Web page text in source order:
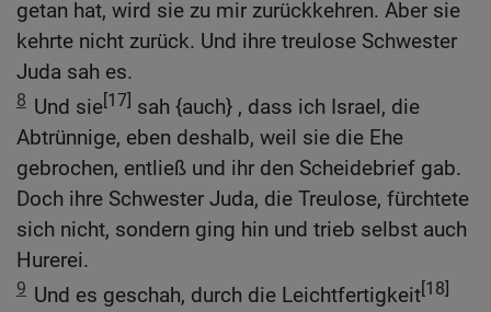
getan hat, wird sie zu mir zurückkehren. Aber sie
kehrte nicht zurück. Und ihre treulose Schwester
Juda sah es.
8 Und sie[17] sah {auch} , dass ich Israel, die
Abtrünnige, eben deshalb, weil sie die Ehe
gebrochen, entließ und ihr den Scheidebrief gab.
Doch ihre Schwester Juda, die Treulose, fürchtete
sich nicht, sondern ging hin und trieb selbst auch
Hurerei.
9 Und es geschah, durch die Leichtfertigkeit[18]